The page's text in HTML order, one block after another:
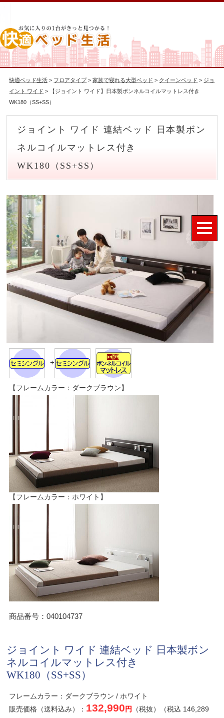
快適ベッド生活 > フロアタイプ >家族で寝れる大型ベッド > クイーンベッド > ジョ
イント ワイド > 【ジョイント ワイド】日本製ボンネルコイルマットレス付き
WK180（SS+SS）
ジョイント ワイド 連結ベッド 日本製ボン
ネルコイルマットレス付き
WK180（SS+SS）
+
【フレームカラー：ダークブラウン】
【フレームカラー：ホワイト】
商品番号：040104737
ジョイント ワイド 連結ベッド 日本製ボン
ネルコイルマットレス付き
WK180（SS+SS）
フレームカラー：ダークブラウン / ホワイト
販売価格（送料込み）： 132,990 円
（税抜）（税込 146,289